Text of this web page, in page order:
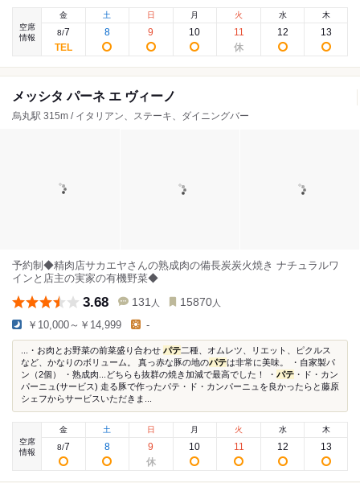
空席
情報
金
8/7
土
8
日
9
月
10
火
11
水
12
木
13
メッシタ パーネ エ ヴィーノ
烏丸駅 315m / イタリアン、ステーキ、ダイニングバー
予約制◆精肉店サカエヤさんの熟成肉の備長炭炭火焼き ナチュラルワ
インと店主の実家の有機野菜◆
3.68 131 人 15870 人
￥10,000～￥14,999 -
...・お肉とお野菜の前菜盛り合わせ パテ二種、オムレツ、リエット、ピクルス
など、かなりのボリューム。 真っ赤な豚の地のパテは非常に美味。 ・自家製パ
ン（2個） ・熟成肉...どちらも抜群の焼き加減で最高でした！ ・ パテ ・ド・カン
パーニュ(サービス) 走る豚で作ったパテ・ド・カンパーニュを良かったらと藤原
シェフからサービスいただきま...
空席
情報
金
8/7
土
8
日
9
月
10
火
11
水
12
木
13